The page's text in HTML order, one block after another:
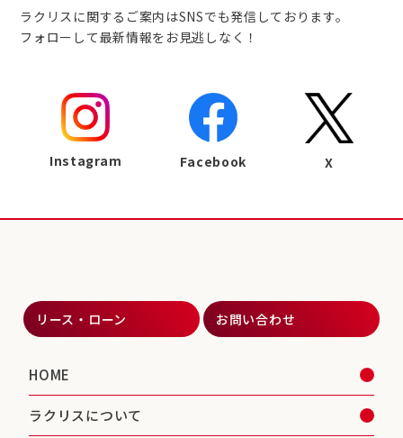
ラクリスに関するご案内はSNSでも発信しております。
フォローして最新情報をお見逃しなく！
Instagram Facebook X
リース・ローン お問い合わせ
HOME
ラクリスについて